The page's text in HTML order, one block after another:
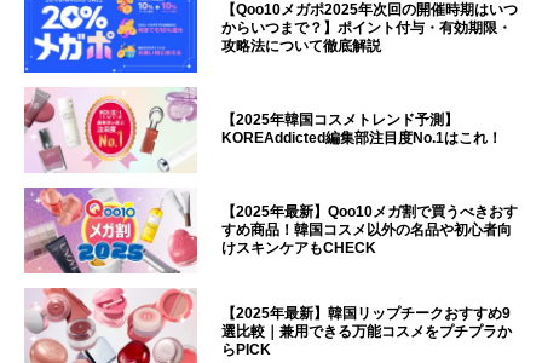
【Qoo10メガポ2025年次回の開催時期はいつ
からいつまで？】ポイント付与・有効期限・
攻略法について徹底解説
【2025年韓国コスメトレンド予測】
KOREAddicted編集部注目度No.1はこれ！
【2025年最新】Qoo10メガ割で買うべきおす
すめ商品！韓国コスメ以外の名品や初心者向
けスキンケアもCHECK
【2025年最新】韓国リップチークおすすめ9
選比較｜兼用できる万能コスメをプチプラか
らPICK